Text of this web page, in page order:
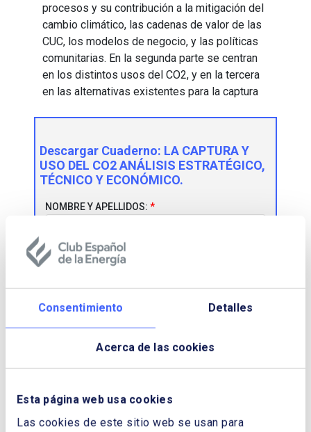
Consentimiento Detalles
Acerca de las cookies
Esta página web usa cookies
Las cookies de este sitio web se usan para
procesos y su contribución a la mitigación del
cambio climático, las cadenas de valor de las
CUC, los modelos de negocio, y las políticas
comunitarias. En la segunda parte se centran
en los distintos usos del CO2, y en la tercera
en las alternativas existentes para la captura
Descargar Cuaderno: LA CAPTURA Y
USO DEL CO2 ANÁLISIS ESTRATÉGICO,
TÉCNICO Y ECONÓMICO.
NOMBRE Y APELLIDOS:
CORREO ELECTRÓNICO:
TELÉFONO: